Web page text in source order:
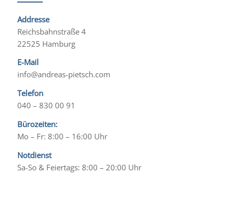
Addresse
Reichsbahnstraße 4
22525 Hamburg
E-Mail
info@andreas-pietsch.com
Telefon
040 – 830 00 91
Bürozeiten:
Mo – Fr: 8:00 – 16:00 Uhr
Notdienst
Sa-So & Feiertags: 8:00 – 20:00 Uhr